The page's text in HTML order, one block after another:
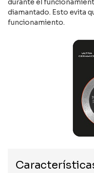
durante el
diamantado. Esto evita
funcionamiento.